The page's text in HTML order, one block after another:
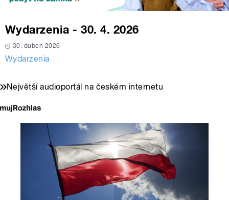
Wydarzenia - 30. 4. 2026
30. duben 2026
Wydarzenia
Největší audioportál na českém internetu